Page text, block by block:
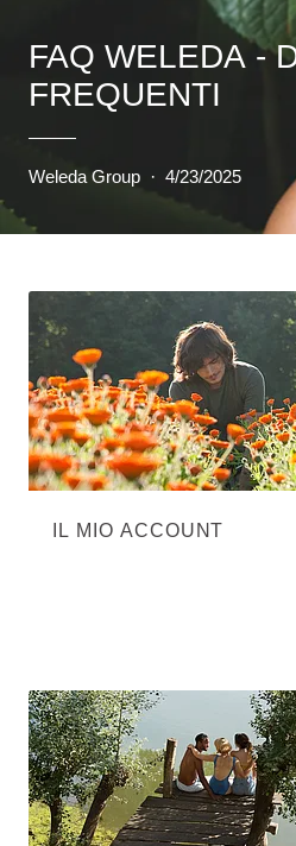
FAQ WELEDA -
FREQUENTI
Weleda Group · 4/23/2025
IL MIO ACCOUNT